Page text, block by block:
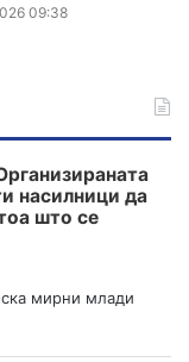
09:38
насилници да
што се
мирни млади